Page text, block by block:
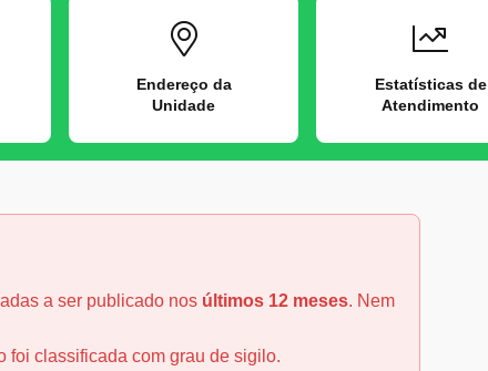
Endereço da
Unidade
Estatísticas de
Atendimento
a ser publicado nos últimos 12 meses. Nem
foi classificada com grau de sigilo.